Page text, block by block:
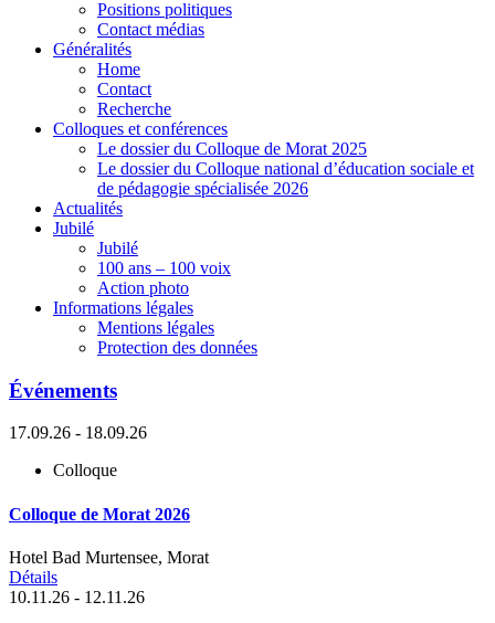
Positions politiques
Contact médias
Généralités
Home
Contact
Recherche
Colloques et conférences
Le dossier du Colloque de Morat 2025
Le dossier du Colloque national d’éducation sociale et
de pédagogie spécialisée 2026
Actualités
Jubilé
Jubilé
100 ans – 100 voix
Action photo
Informations légales
Mentions légales
Protection des données
Événements
17.09.26 - 18.09.26
Colloque
Colloque de Morat 2026
Hotel Bad Murtensee, Morat
Détails
10.11.26 - 12.11.26